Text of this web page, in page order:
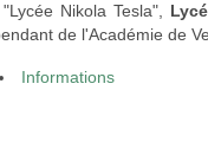
Nikola Tesla",
de l'Académie de
Informations